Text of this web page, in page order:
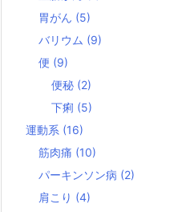
胃がん (5)
バリウム (9)
便 (9)
便秘 (2)
下痢 (5)
運動系 (16)
筋肉痛 (10)
パーキンソン病 (2)
肩こり (4)